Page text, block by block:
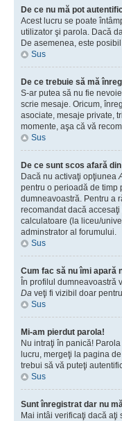
De ce nu mă pot
Acest lucru se poate
utilizator şi parola. Dacă
De asemenea, este
Sus
De ce trebuie să mă
S-ar putea să nu fie
scrie mesaje. Oricum,
asociate, mesaje private,
momente, aşa că vă
Sus
De ce sunt scos afară
Dacă nu activaţi opţiunea
pentru o perioadă de timp
dumneavoastră. Pentru a
recomandat dacă
calculatoare (la liceu/
adminstrator al forumului.
Sus
Cum fac să nu îmi apară
În profilul dumneavoastră
Da veţi fi vizibil doar
Sus
Mi-am pierdut parola!
Nu intraţi în panică!
lucru, mergeţi la pagina
trebui să vă puteţi
Sus
Sunt înregistrat dar nu
Mai intâi verificaţi dacă